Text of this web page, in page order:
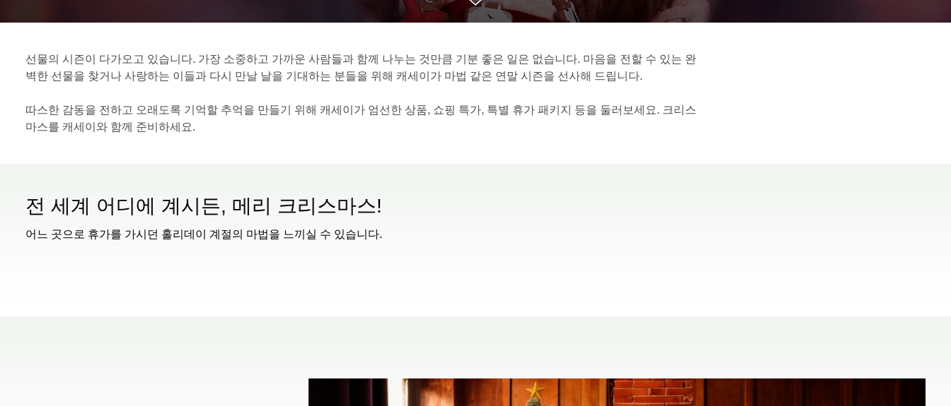
선물의 시즌이 다가오고 있습니다. 가장 소중하고 가까운 사람들과 함께 나누는 것만큼 기분 좋은 일은 없습니다. 마음을 전할 수 있는 완
벽한 선물을 찾거나 사랑하는 이들과 다시 만날 날을 기대하는 분들을 위해 캐세이가 마법 같은 연말 시즌을 선사해 드립니다.
따스한 감동을 전하고 오래도록 기억할 추억을 만들기 위해 캐세이가 엄선한 상품, 쇼핑 특가, 특별 휴가 패키지 등을 둘러보세요. 크리스
마스를 캐세이와 함께 준비하세요.
전 세계 어디에 계시든, 메리 크리스마스!
어느 곳으로 휴가를 가시던 홀리데이 계절의 마법을 느끼실 수 있습니다.